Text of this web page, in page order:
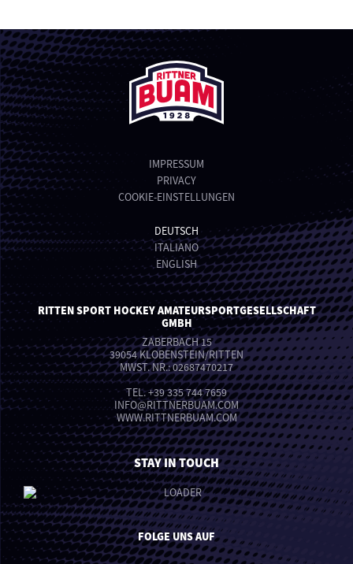
IMPRESSUM
PRIVACY
COOKIE-EINSTELLUNGEN
DEUTSCH
ITALIANO
ENGLISH
RITTEN SPORT HOCKEY AMATEURSPORTGESELLSCHAFT
GMBH
ZABERBACH 15
39054 KLOBENSTEIN/RITTEN
MWST. NR.: 02687470217
TEL.+39 335 744 7659
INFO@RITTNERBUAM.COM
WWW.RITTNERBUAM.COM
STAY IN TOUCH
FOLGE UNS AUF